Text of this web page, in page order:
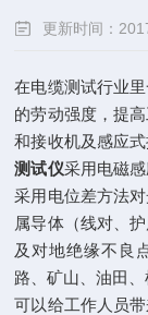
更新时间：
在电缆测试行业
的劳动强度，提
和接收机及感应
测试仪采用电磁
采用电位差方法
属导体（线对、
及对地绝缘不良
路、矿山、油田
可以给工作人员